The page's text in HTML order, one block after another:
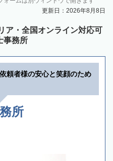
更新日：2026年8月8日
ア・全国オンライン対応可
事務所
頼者様の安心と笑顔のため
所